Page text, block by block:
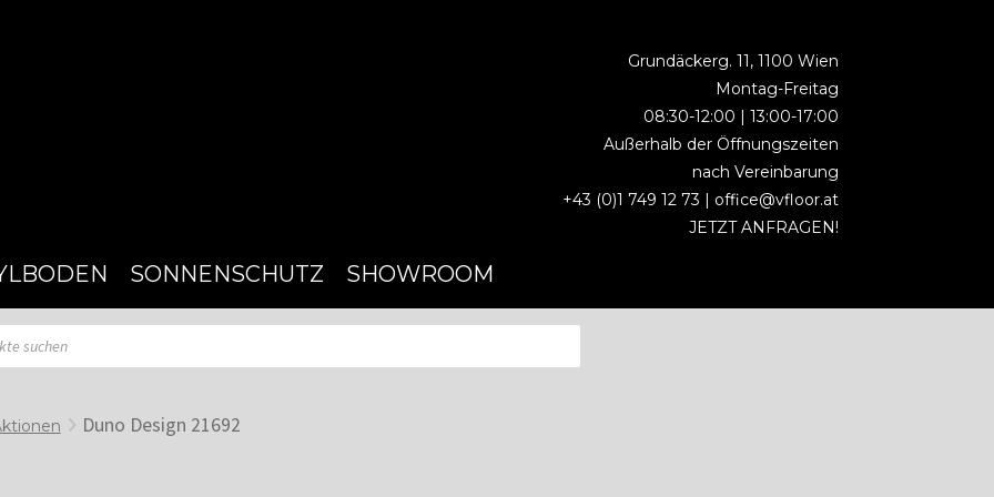
Grundäckerg. 11, 1100 Wien
Montag-Freitag
08:30-12:00 | 13:00-17:00
Außerhalb der Öffnungszeiten
nach Vereinbarung
+43 (0)1 749 12 73 | office@vfloor.at
JETZT ANFRAGEN!
SONNENSCHUTZ SHOWROOM
Duno Design 21692